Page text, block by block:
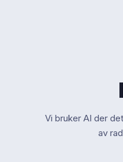
Vi bruker AI der
av